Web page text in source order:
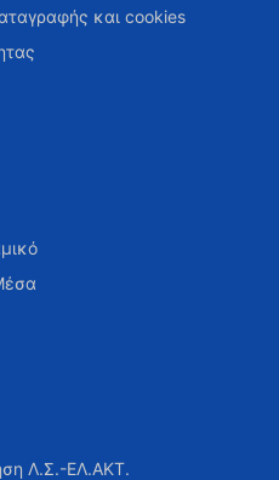
και cookies
Λ.Σ.-ΕΛ.ΑΚΤ.